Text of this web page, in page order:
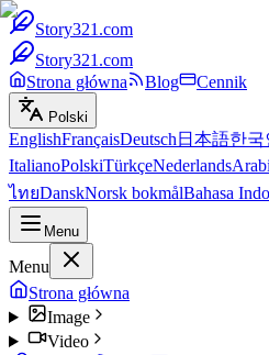
Story321.com
Story321.com
Strona główna
Blog Cennik
Polski
EnglishFrançaisDeutsch 日本語한국
ItalianoPolskiTürkçeNederlands
ไทยDanskNorsk bokmålBahasa
Menu
Menu
Strona główna
Image
Video